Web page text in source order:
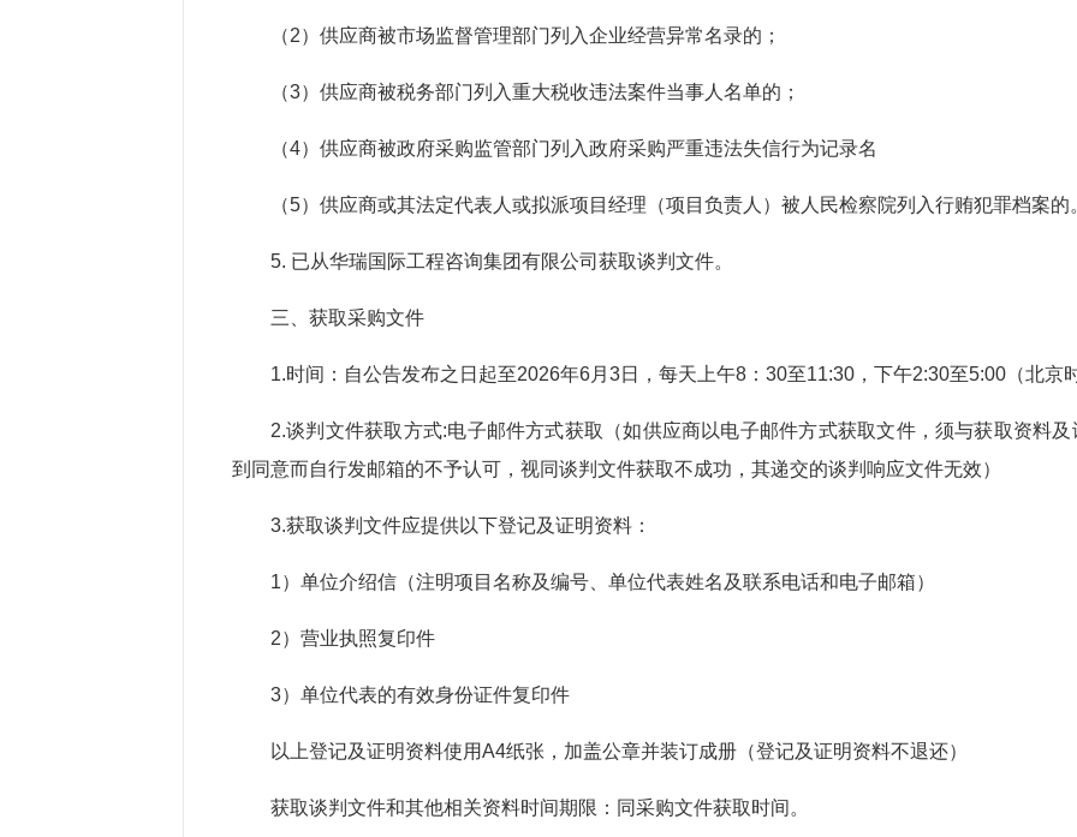
（2）供应商被市场监督管理部门列入企业经营异常名录的；
（3）供应商被税务部门列入重大税收违法案件当事人名单的；
（4）供应商被政府采购监管部门列入政府采购严重违法失信行为记录名
（5）供应商或其法定代表人或拟派项目经理（项目负责人）被人民检察院列入行贿犯罪档案的
5. 已从华瑞国际工程咨询集团有限公司获取谈判文件。
三、获取采购文件
1.时间：自公告发布之日起至2026年6月3日，每天上午8：30至11:30，下午2:30至5:00（北京
2.谈判文件获取方式:电子邮件方式获取（如供应商以电子邮件方式获取文件，须与获取资料
到同意而自行发邮箱的不予认可，视同谈判文件获取不成功，其递交的谈判响应文件无效）
3.获取谈判文件应提供以下登记及证明资料：
1）单位介绍信（注明项目名称及编号、单位代表姓名及联系电话和电子邮箱）
2）营业执照复印件
3）单位代表的有效身份证件复印件
以上登记及证明资料使用A4纸张，加盖公章并装订成册（登记及证明资料不退还）
获取谈判文件和其他相关资料时间期限：同采购文件获取时间。